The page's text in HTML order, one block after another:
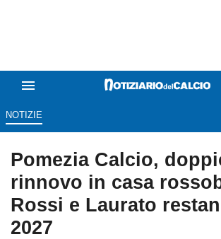
NOTIZIE
Pomezia Calcio,
rinnovo in casa
Rossi e Laurato
2027